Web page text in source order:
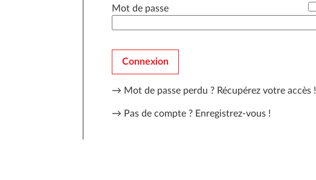
Mot de passe
Connexion
→ Mot de passe perdu ? Récupérez votre accès !
→ Pas de compte ? Enregistrez-vous !